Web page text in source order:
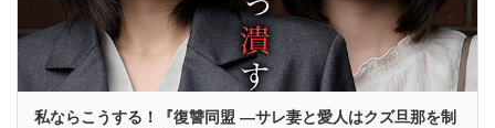
私ならこうする！『復讐同盟 —サレ妻と愛人はクズ旦那を制